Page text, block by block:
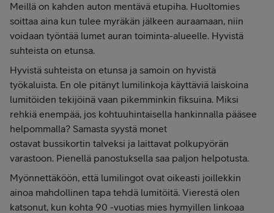
Meillä on kahden auton mentävä etupiha. Huoltomies
soittaa aina kun tulee myräkän jälkeen auraamaan, niin
voidaan työntää lumet auran toiminta-alueelle. Hyvistä
suhteista on etunsa.
Hyvistä suhteista on etunsa ja samoin on hyvistä
työkaluista. En ole pitänyt lumilinkoja käyttäviä laiskoina
lumitöiden tekijöinä vaan pikemminkin fiksuina. Miksi
rehkiä enempää, jos kohtuuhintaisella hankinnalla pääsee
helpommalla? Samasta syystä monet
ostavat bussikortin talveksi ja laittavat polkupyörän
varastoon. Pienellä panostuksella saa paljon helpotusta.
Myönnettäköön, että lumilingot ovat oikeasti joillekkin
ainoa mahdollinen tapa tehdä lumitöitä. Vierestä olen
katsonut, kun kohta 90 -vuotias mies hymyillen linkoaa